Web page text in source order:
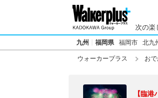
次の楽
九州 福岡県 福岡市 北九
ウォーカープラス お
【臨